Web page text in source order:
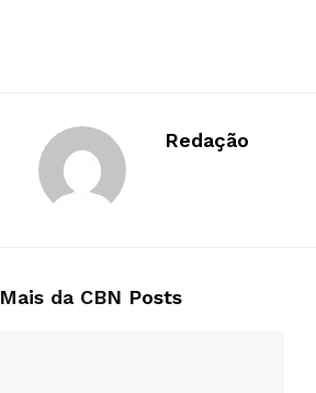
Redação
Mais da CBN Posts